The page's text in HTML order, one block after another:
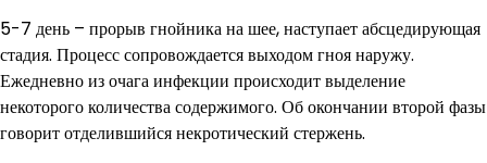
5-7 день – прорыв гнойника на шее, наступает абсцедирующая
стадия. Процесс сопровождается выходом гноя наружу.
Ежедневно из очага инфекции происходит выделение
некоторого количества содержимого. Об окончании второй фазы
говорит отделившийся некротический стержень.